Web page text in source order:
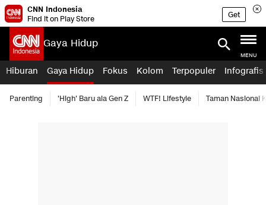
CNN Indonesia
Find it on Play Store
Get
Gaya Hidup
MENU
Hiburan Gaya Hidup Fokus Kolom Terpopuler Infografis
Parenting 'High' Baru ala Gen Z WTF! Lifestyle Taman Nasional